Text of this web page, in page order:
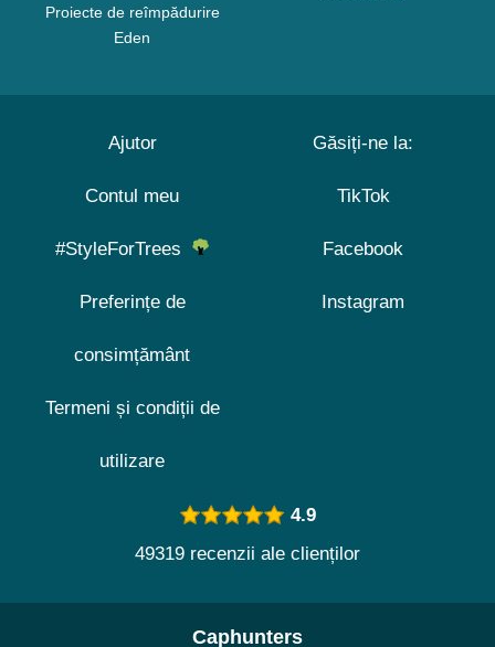
Proiecte de reîmpădurire
Eden
Ajutor
Contul meu
#StyleForTrees
Preferințe de
consimțământ
Termeni și condiții de
utilizare
Găsiți-ne la:
TikTok
Facebook
Instagram
4.9
49319 recenzii ale clienților
Caphunters